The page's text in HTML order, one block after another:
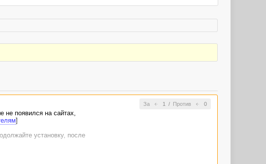
За 1 / Против 0
не появился на сайтах,
]
установку, после